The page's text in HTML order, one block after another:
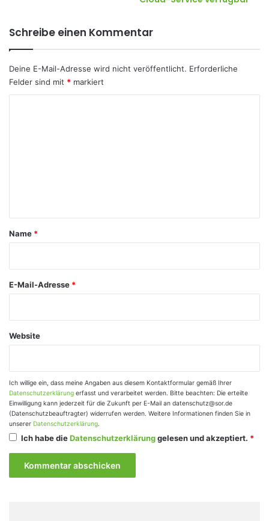
Schreibe einen Kommentar
Deine E-Mail-Adresse wird nicht veröffentlicht. Erforderliche
Felder sind mit * markiert
a
Name *
E-Mail-Adresse *
Website
Ich willige ein, dass meine Angaben aus diesem Kontaktformular gemäß Ihrer
Datenschutzerklärung erfasst und verarbeitet werden. Bitte beachten: Die erteilte
Einwilligung kann jederzeit für die Zukunft per E-Mail an datenschutz@sor.de
(Datenschutzbeauftragter) widerrufen werden. Weitere Informationen finden Sie in
unserer Datenschutzerklärung.
Ich habe dieDatenschutzerklärunggelesen und akzeptiert. *